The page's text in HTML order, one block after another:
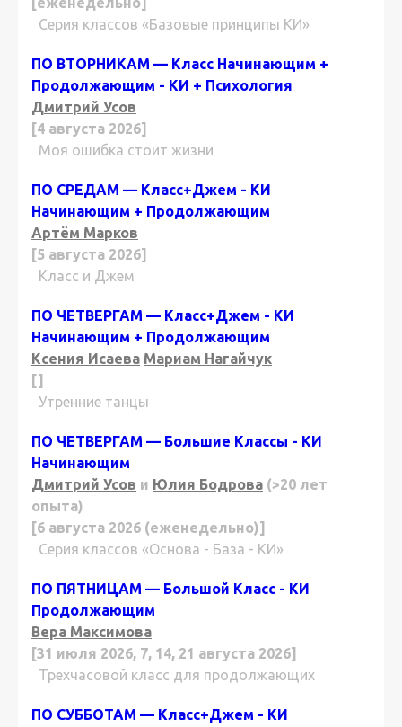
Серия классов «Базовые принципы КИ»
ПО ВТОРНИКАМ — Класс Начинающим +
Продолжающим - КИ + Психология
Дмитрий Усов
[4 августа 2026]
Моя ошибка стоит жизни
ПО СРЕДАМ — Класс+Джем - КИ
Начинающим + Продолжающим
Артём Марков
[5 августа 2026]
Класс и Джем
ПО ЧЕТВЕРГАМ — Класс+Джем - КИ
Начинающим + Продолжающим
Ксения Исаева Мариам Нагайчук
[]
Утренние танцы
ПО ЧЕТВЕРГАМ — Большие Классы - КИ
Начинающим
Дмитрий Усов и Юлия Бодрова (>20 лет
опыта)
[6 августа 2026 (еженедельно)]
Серия классов «Основа - База - КИ»
ПО ПЯТНИЦАМ — Большой Класс - КИ
Продолжающим
Вера Максимова
[31 июля 2026, 7, 14, 21 августа 2026]
Трехчасовой класс для продолжающих
ПО СУББОТАМ — Класс+Джем - КИ